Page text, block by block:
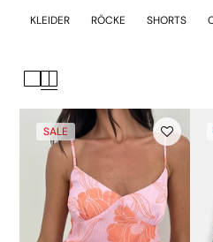
KLEIDER RÖCKE SHORTS
SALE